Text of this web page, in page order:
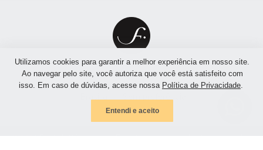
Utilizamos cookies para garantir a melhor experiência em nosso site.
Ao navegar pelo site, você autoriza que você está satisfeito com
isso. Em caso de dúvidas, acesse nossa Política de Privacidade.
Entendi e aceito
São Paulo São José do Rio Preto
Rio de Janeiro
Brasília
Sem preferência